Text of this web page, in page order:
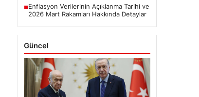
■Enflasyon Verilerinin Açıklanma Tarihi ve
2026 Mart Rakamları Hakkında Detaylar
Güncel